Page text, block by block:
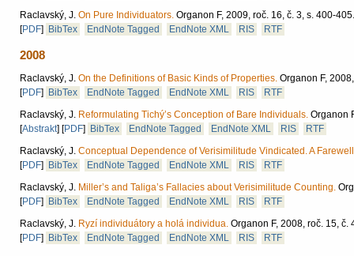
Raclavský, J. On Pure Individuators. Organon F, 2009, roč. 16, č. 3, s. 400-405.
[PDF] BibTex EndNote Tagged EndNote XML RIS RTF
2008
Raclavský, J. On the Definitions of Basic Kinds of Properties. Organon F,
[PDF] BibTex EndNote Tagged EndNote XML RIS
RTF
Raclavský, J. Reformulating Tichý’s Conception of Bare Individuals. Organon
[Abstrakt] [PDF] BibTex EndNote Tagged EndNote XML RIS
RTF
Raclavský, J. Conceptual Dependence of Verisimilitude Vindicated. A
[PDF] BibTex EndNote Tagged EndNote XML RIS
RTF
Raclavský, J. Miller’s and Taliga’s Fallacies about Verisimilitude Counting.
[PDF] BibTex EndNote Tagged EndNote XML RIS
RTF
Raclavský, J. Ryzí individuátory a holá individua. Organon F, 2008, roč. 15, č.
[PDF] BibTex EndNote Tagged EndNote XML RIS RTF